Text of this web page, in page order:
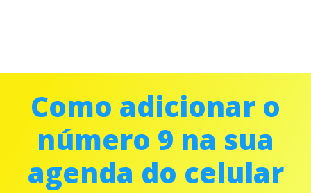
Como adicionar o
número 9 na sua
agenda do celular